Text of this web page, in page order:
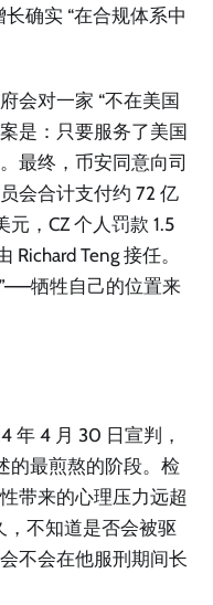
确实 “在合规体系中
会对一家 “不在美国
是：只要服务了美国
最终，币安同意向司
会合计支付约 72 亿
，CZ 个人罚款 1.5
Richard Teng 接任。
牺牲自己的位置来
年 4 月 30 日宣判，
的最煎熬的阶段。检
带来的心理压力远超
不知道是否会被驱
不会在他服刑期间长